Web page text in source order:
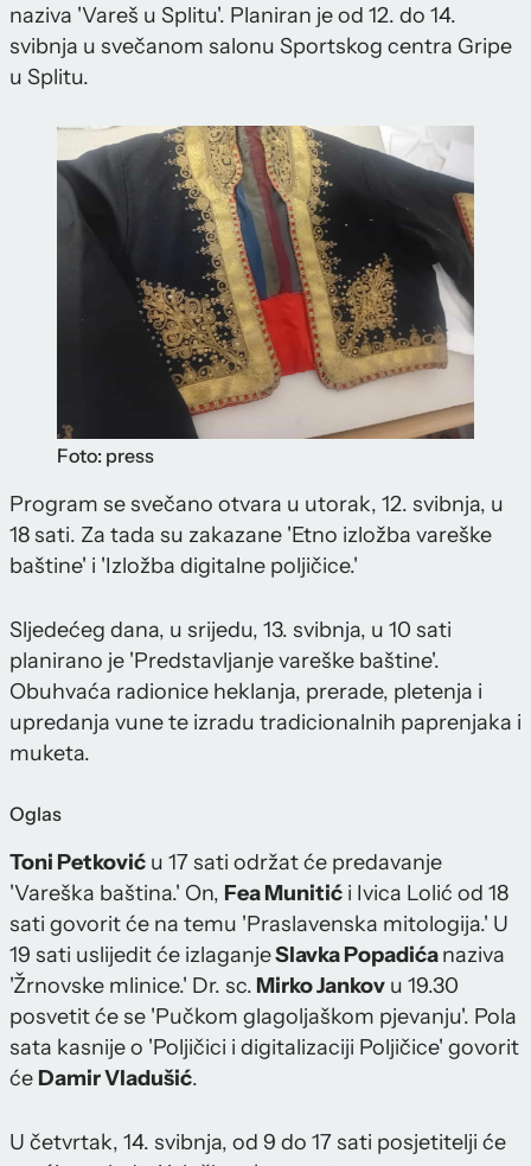
naziva 'Vareš u Splitu'. Planiran je od 12. do 14.
svibnja u svečanom salonu Sportskog centra Gripe
u Splitu.
Foto: press
Program se svečano otvara u utorak, 12. svibnja, u
18 sati. Za tada su zakazane 'Etno izložba vareške
baštine' i 'Izložba digitalne poljičice.'
Sljedećeg dana, u srijedu, 13. svibnja, u 10 sati
planirano je 'Predstavljanje vareške baštine'.
Obuhvaća radionice heklanja, prerade, pletenja i
upredanja vune te izradu tradicionalnih paprenjaka i
muketa.
Oglas
Toni Petković u 17 sati održat će predavanje
'Vareška baština.' On, Fea Munitić i Ivica Lolić od 18
sati govorit će na temu 'Praslavenska mitologija.' U
19 sati uslijedit će izlaganjeSlavka Popadićanaziva
'Žrnovske mlinice.' Dr. sc. Mirko Jankov u 19.30
posvetit će se 'Pučkom glagoljaškom pjevanju'. Pola
sata kasnije o 'Poljičici i digitalizaciji Poljičice' govorit
će Damir Vladušić.
U četvrtak, 14. svibnja, od 9 do 17 sati posjetitelji će